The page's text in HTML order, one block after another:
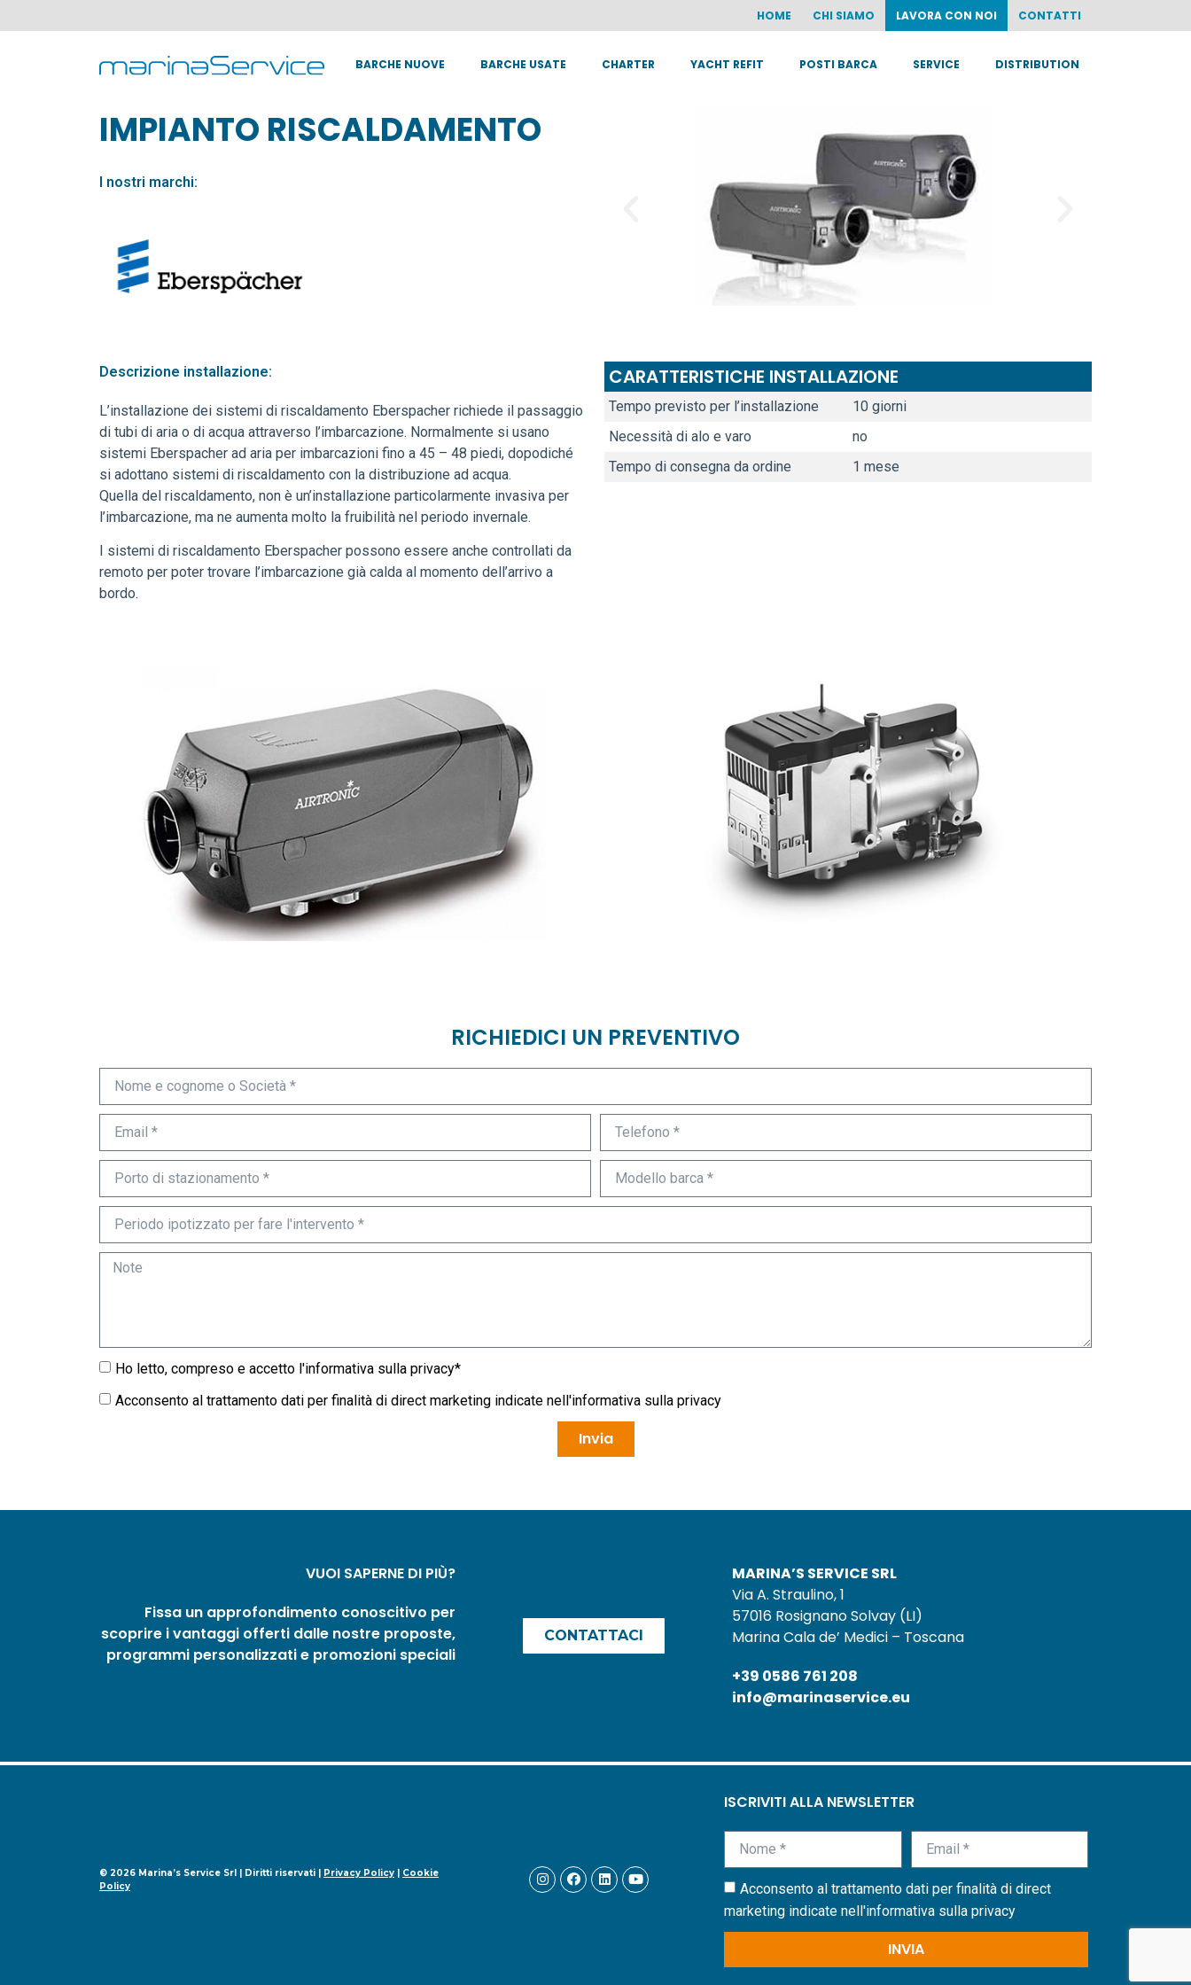
HOME CHI SIAMO LAVORA CON NOI CONTATTI
BARCHE NUOVE BARCHE USATE CHARTER YACHT REFIT POSTI BARCA SERVICE DISTRIBUTION
IMPIANTO RISCALDAMENTO
I nostri marchi:
Descrizione installazione:
L’installazione dei sistemi di riscaldamento Eberspacher richiede il passaggio
di tubi di aria o di acqua attraverso l’imbarcazione. Normalmente si usano
sistemi Eberspacher ad aria per imbarcazioni fino a 45 – 48 piedi, dopodiché
si adottano sistemi di riscaldamento con la distribuzione ad acqua.
Quella del riscaldamento, non è un’installazione particolarmente invasiva per
l’imbarcazione, ma ne aumenta molto la fruibilità nel periodo invernale.
I sistemi di riscaldamento Eberspacher possono essere anche controllati da
remoto per poter trovare l’imbarcazione già calda al momento dell’arrivo a
bordo.
CARATTERISTICHE INSTALLAZIONE
Tempo previsto per l’installazione
10 giorni
Necessità di alo e varo
no
Tempo di consegna da ordine
1 mese
RICHIEDICI UN PREVENTIVO
Ho letto, compreso e accetto l'informativa sulla privacy*
Acconsento al trattamento dati per finalità di direct marketing indicate nell'informativa sulla privacy
Invia
VUOI SAPERNE DI PIÙ?
Fissa un approfondimento conoscitivo per
scoprire i vantaggi offerti dalle nostre proposte,
programmi personalizzati e promozioni speciali
CONTATTACI
MARINA’S SERVICE SRL
Via A. Straulino, 1
57016 Rosignano Solvay (LI)
Marina Cala de’ Medici – Toscana
+39 0586 761 208
info@marinaservice.eu
© 2026 Marina’s Service Srl | Diritti riservati | Privacy Policy | Cookie
Policy
ISCRIVITI ALLA NEWSLETTER
Acconsento al trattamento dati per finalità di direct
marketing indicate nell'informativa sulla privacy
INVIA